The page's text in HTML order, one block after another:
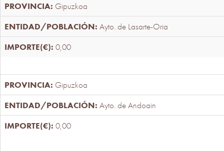
Gipuzkoa
Ayto. de Lasarte-Oria
0,00
Gipuzkoa
Ayto. de Andoain
0,00